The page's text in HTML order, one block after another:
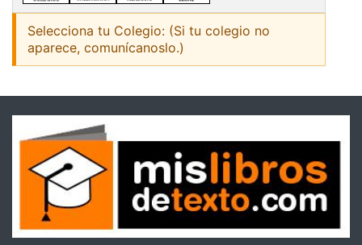
Selecciona tu Colegio: (Si tu colegio no
aparece, comunícanoslo.)